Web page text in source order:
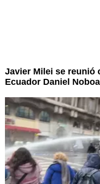
Javier Milei se reunió
Ecuador Daniel Noboa